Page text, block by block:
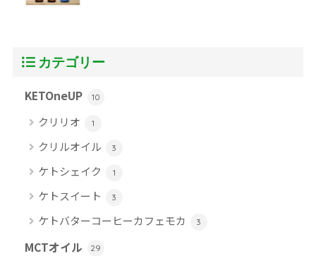
カテゴリー
KETOneUP 10
クリリオ 1
クリルオイル 3
ケトシェイク 1
ケトスイート 3
ケトバターコーヒーカフェモカ 3
MCTオイル 29